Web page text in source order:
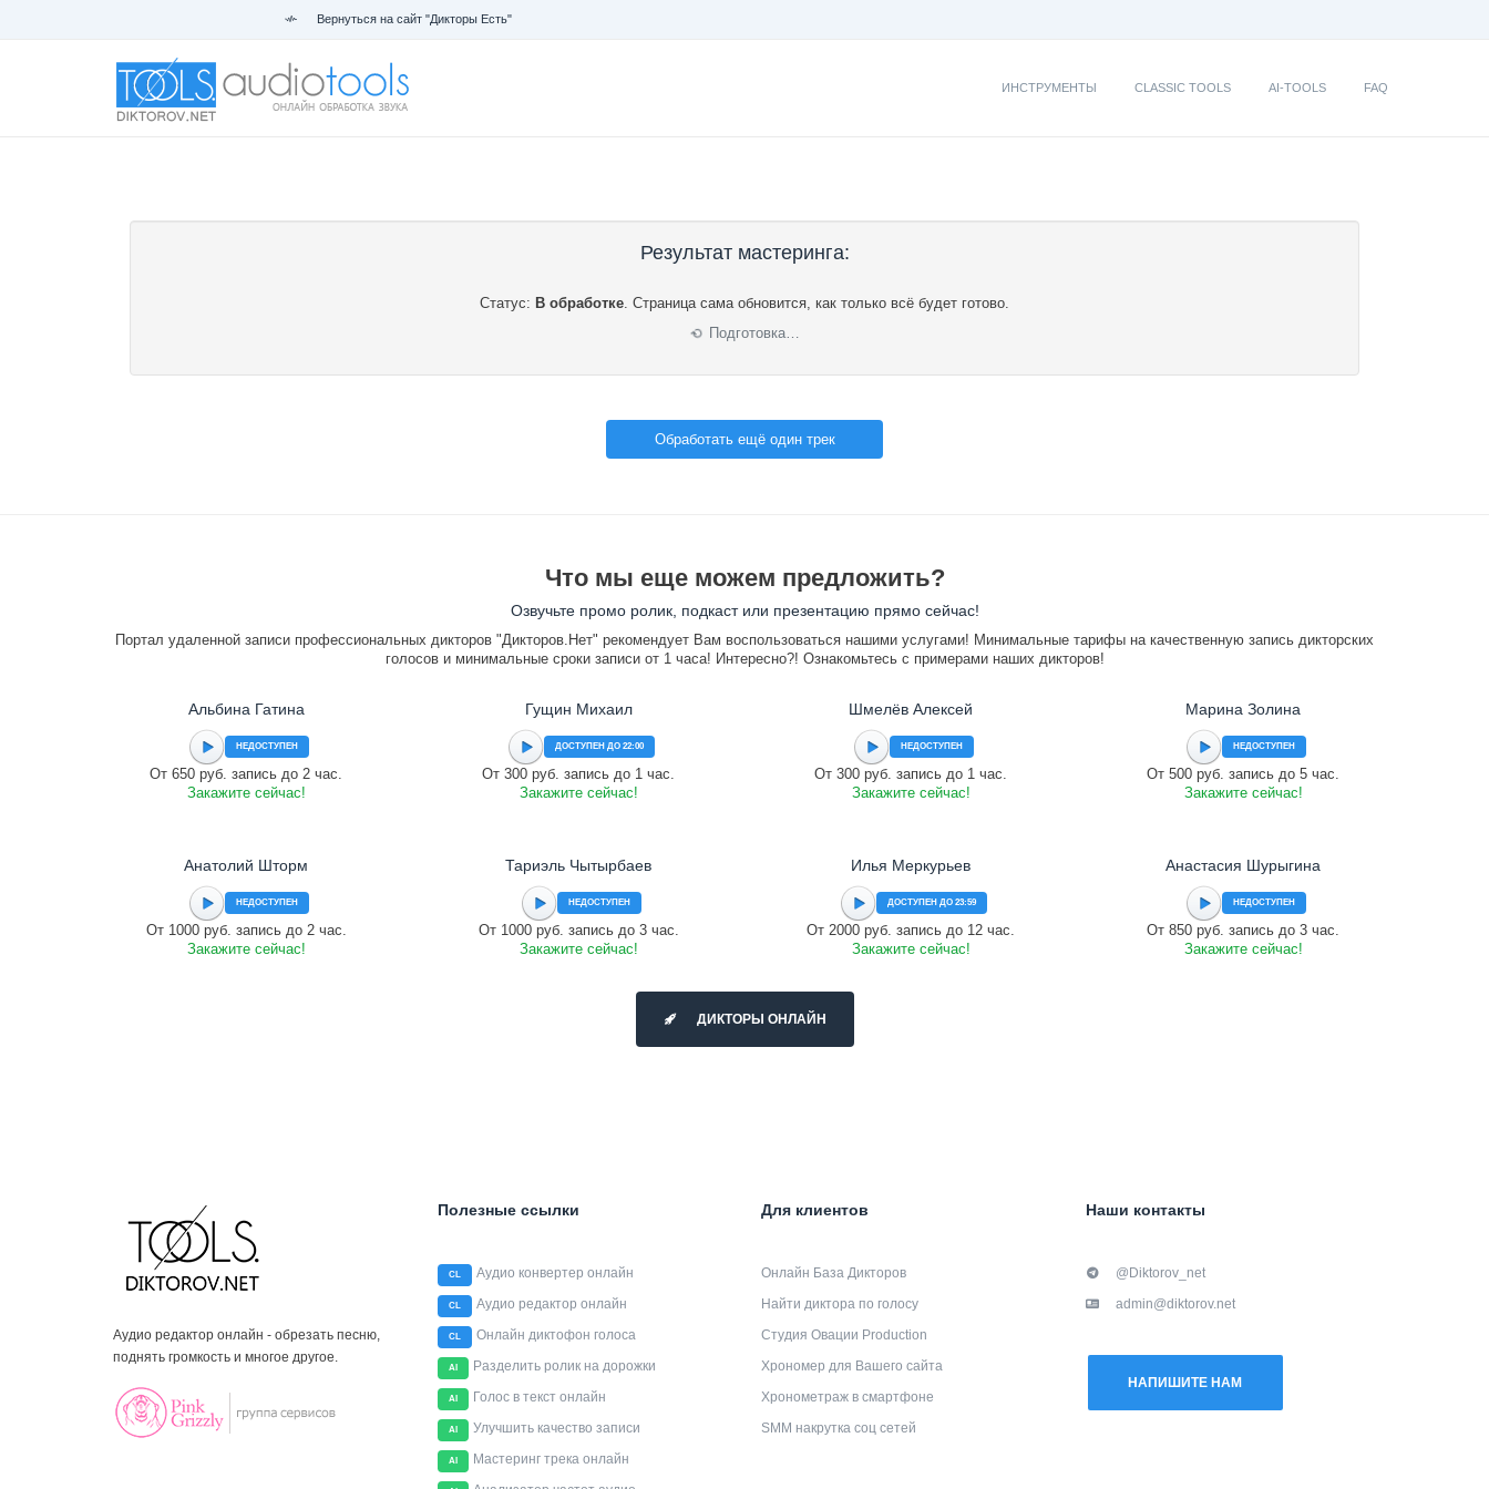
Вернуться на сайт "Дикторы Есть"
ИНСТРУМЕНТЫ CLASSIC TOOLS AI-TOOLS FAQ
Результат мастеринга:
Статус: В обработке. Страница сама обновится, как только всё будет готово.
⟳ Подготовка…
Обработать ещё один трек
Что мы еще можем предложить?
Озвучьте промо ролик, подкаст или презентацию прямо сейчас!
Портал удаленной записи профессиональных дикторов "Дикторов.Нет" рекомендует Вам воспользоваться нашими услугами! Минимальные тарифы на качественную запись дикторских
голосов и минимальные сроки записи от 1 часа! Интересно?! Ознакомьтесь с примерами наших дикторов!
Альбина Гатина
НЕДОСТУПЕН
От 650 руб. запись до 2 час.
Закажите сейчас!
Гущин Михаил
ДОСТУПЕН ДО 22:00
От 300 руб. запись до 1 час.
Закажите сейчас!
Шмелёв Алексей
НЕДОСТУПЕН
От 300 руб. запись до 1 час.
Закажите сейчас!
Марина Золина
НЕДОСТУПЕН
От 500 руб. запись до 5 час.
Закажите сейчас!
Анатолий Шторм
НЕДОСТУПЕН
От 1000 руб. запись до 2 час.
Закажите сейчас!
Тариэль Чытырбаев
НЕДОСТУПЕН
От 1000 руб. запись до 3 час.
Закажите сейчас!
Илья Меркурьев
ДОСТУПЕН ДО 23:59
От 2000 руб. запись до 12 час.
Закажите сейчас!
Анастасия Шурыгина
НЕДОСТУПЕН
От 850 руб. запись до 3 час.
Закажите сейчас!
ДИКТОРЫ ОНЛАЙН
Аудио редактор онлайн - обрезать песню,
поднять громкость и многое другое.
Полезные ссылки
CL Аудио конвертер онлайн
CL Аудио редактор онлайн
CL Онлайн диктофон голоса
AI Разделить ролик на дорожки
AI Голос в текст онлайн
AI Улучшить качество записи
AI Мастеринг трека онлайн
Для клиентов
Онлайн База Дикторов
Найти диктора по голосу
Студия Овации Production
Хрономер для Вашего сайта
Хронометраж в смартфоне
SMM накрутка соц сетей
Наши контакты
@Diktorov_net
admin@diktorov.net
НАПИШИТЕ НАМ